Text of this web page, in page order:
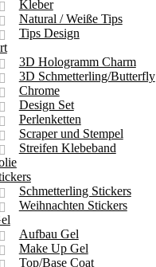
Kleber
Natural / Weiße Tips
Tips Design
3D Hologramm Charm
3D Schmetterling/Butterfly
Chrome
Design Set
Perlenketten
Scraper und Stempel
Streifen Klebeband
Schmetterling Stickers
Weihnachten Stickers
Aufbau Gel
Make Up Gel
Top/Base Coat